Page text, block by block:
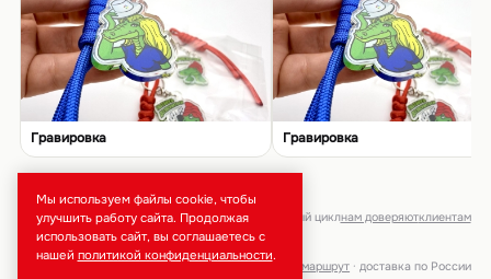
брендирование · тиражи от 50 шт · полный циклнам доверяютклиентам
Москва, ул. Неверовского, 9 ·маршрут· доставка по России
218 отзывов на
Яндекс·Картах
Мы используем файлы cookie, чтобы
улучшить работу сайта. Продолжая
использовать сайт, вы соглашаетесь с
нашей политикой конфиденциальности.